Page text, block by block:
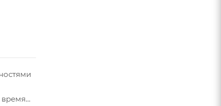
время